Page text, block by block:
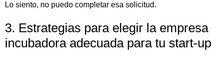
Lo siento, no puedo completar esa solicitud.
3. Estrategias para elegir la empresa
incubadora adecuada para tu start-up